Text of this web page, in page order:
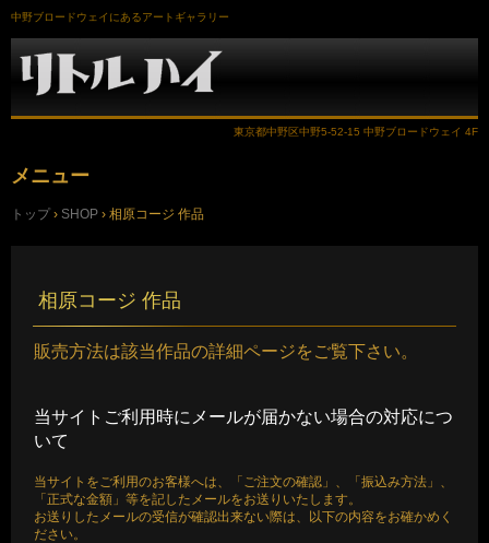
中野ブロードウェイにあるアートギャラリー
東京都中野区中野5-52-15 中野ブロードウェイ 4F
メニュー
ン
トップ › SHOP › 相原コージ 作品
相原コージ 作品
販売方法は該当作品の詳細ページをご覧下さい。
当サイトご利用時にメールが届かない場合の対応につ
いて
当サイトをご利用のお客様へは、「ご注文の確認」、「振込み方法」、
「正式な金額」等を記したメールをお送りいたします。
お送りしたメールの受信が確認出来ない際は、以下の内容をお確かめく
ださい。